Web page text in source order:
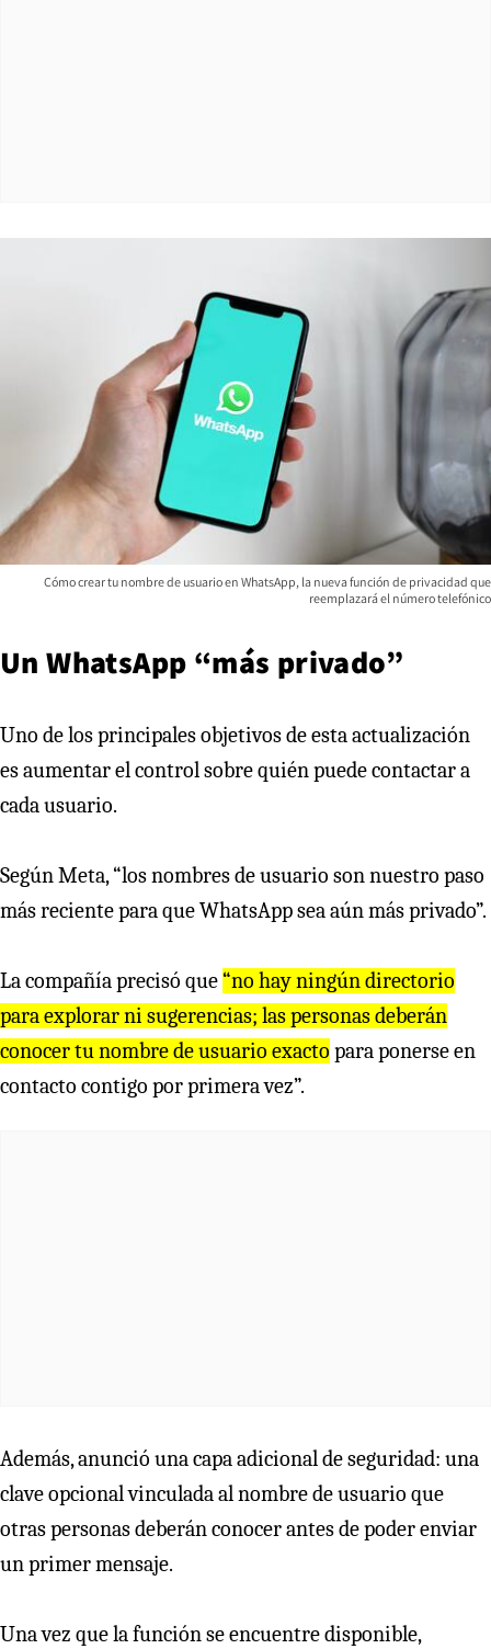
Cómo crear tu nombre de usuario en WhatsApp, la nueva función de privacidad que
reemplazará el número telefónico
Un WhatsApp “más privado”
Uno de los principales objetivos de esta actualización
es aumentar el control sobre quién puede contactar a
cada usuario.
Según Meta, “los nombres de usuario son nuestro paso
más reciente para que WhatsApp sea aún más privado”.
La compañía precisó que “no hay ningún directorio
para explorar ni sugerencias; las personas deberán
conocer tu nombre de usuario exacto para ponerse en
contacto contigo por primera vez”.
Además, anunció una capa adicional de seguridad: una
clave opcional vinculada al nombre de usuario que
otras personas deberán conocer antes de poder enviar
un primer mensaje.
Una vez que la función se encuentre disponible,